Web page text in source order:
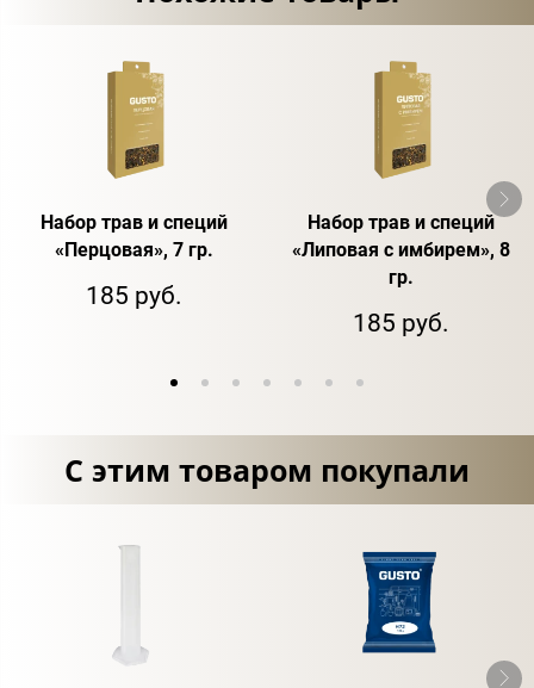
Набор трав и специй
«Перцовая», 7 гр.
185 руб.
Набор трав и специй
«Липовая с имбирем», 8
гр.
185 руб.
С этим товаром покупали